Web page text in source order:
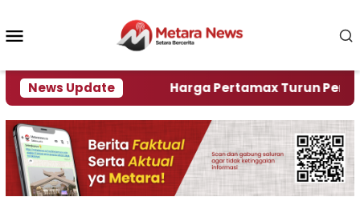
konten
News Update
Alami Krisi Air Harga Pertamax Turun Per Hari